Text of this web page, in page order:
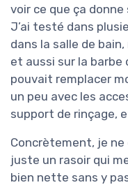
voir ce que ça
J’ai testé dans
dans la salle de
et aussi sur la barbe
pouvait remplacer
un peu avec les
support de rinçage,
Concrètement, je
juste un rasoir qui
bien nette sans y